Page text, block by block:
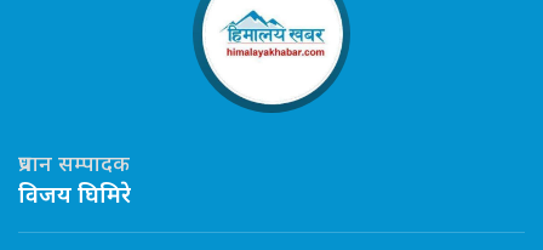
प्रधान सम्पादक
विजय घिमिरे